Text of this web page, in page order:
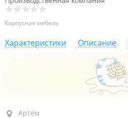
Корпусная мебель
Характеристики Описание
Артём, ул. Вокзальная, 109Д
Артём